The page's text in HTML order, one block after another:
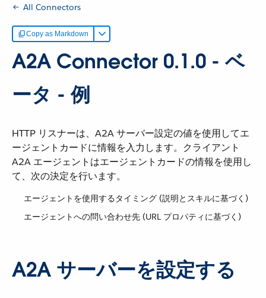
All Connectors
Copy as Markdown
A2A Connector 0.1.0 - ベ
ータ - 例
HTTP リスナーは、A2A サーバー設定の値を使用してエ
ージェントカードに情報を入力します。クライアント
A2A エージェントはエージェントカードの情報を使用し
て、次の決定を行います。
エージェントを使用するタイミング (説明とスキルに基づく)
エージェントへの問い合わせ先 (URL プロパティに基づく)
A2A サーバーを設定する